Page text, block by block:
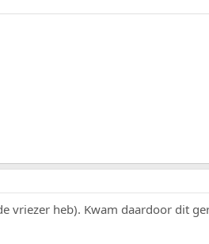
vriezer heb). Kwam daardoor dit